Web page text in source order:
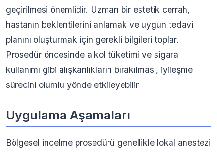
geçirilmesi önemlidir. Uzman bir estetik cerrah,
hastanın beklentilerini anlamak ve uygun tedavi
planını oluşturmak için gerekli bilgileri toplar.
Prosedür öncesinde alkol tüketimi ve sigara
kullanımı gibi alışkanlıkların bırakılması, iyileşme
sürecini olumlu yönde etkileyebilir.
Uygulama Aşamaları
Bölgesel incelme prosedürü genellikle lokal anestezi